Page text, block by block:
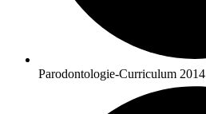
Parodontologie-Curriculum 2014